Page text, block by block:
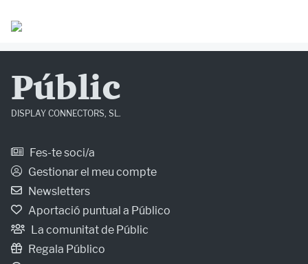
Públic
DISPLAY CONNECTORS, SL.
Fes-te soci/a
Gestionar el meu compte
Newsletters
Aportació puntual a Público
La comunitat de Públic
Regala Público